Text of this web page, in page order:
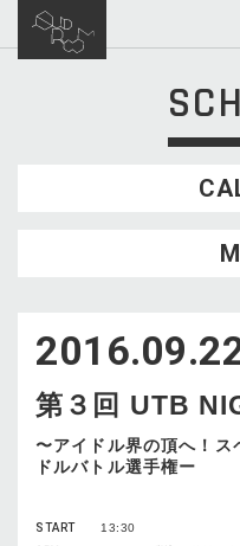
2
3 4
16
17 18
23
24 25
30
31
第３回 UTB
〜アイドル界の頂へ！ス
ドルバトル選手権ー
START
13:30